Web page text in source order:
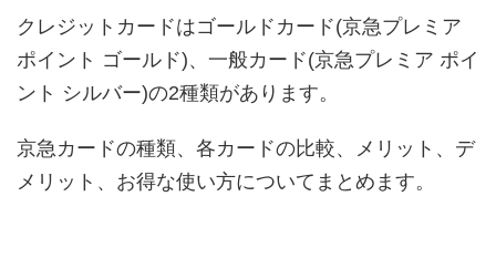
クレジットカードはゴールドカード(京急プレミア
ポイント ゴールド)、一般カード(京急プレミア ポイ
ント シルバー)の2種類があります。
京急カードの種類、各カードの比較、メリット、デ
メリット、お得な使い方についてまとめます。